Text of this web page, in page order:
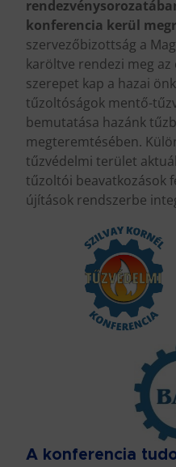
konferencia kerül
szervezőbizottság a
karöltve rendezi meg
szerepet kap a hazai
tűzoltóságok mentő-
bemutatása hazánk
megteremtésében.
tűzvédelmi terület
tűzoltói beavatkozások
újítások rendszerbe
A konferencia